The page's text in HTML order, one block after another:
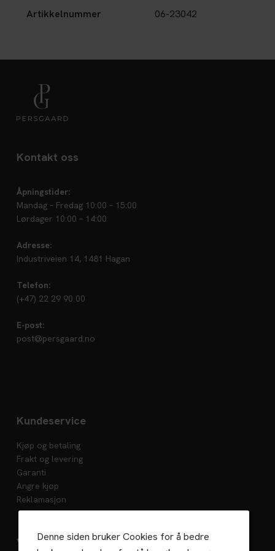
Denne siden bruker Cookies for å bedre
Artikkelnummer 06-23042
Kontakt oss
Åpningstider:
Mandag – Fredag 10:00 – 15:00
Lørdager 10:00 – 14:00
Adresse:
Industriveien 14, 1481 Hagan
Telefon:
(+47) 22 29 90 00
E-post:
post@persgaard.no
Kundeservice
Kjøp og betaling
Frakt og levering
Garanti
Angre kjøp
Reklamasjon
Vedlikehold